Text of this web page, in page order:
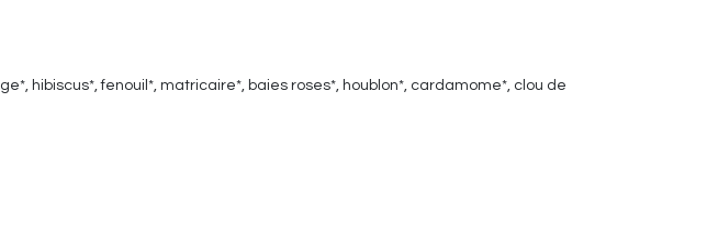
hibiscus*, fenouil*, matricaire*, baies roses*, houblon*, cardamome*, clou de